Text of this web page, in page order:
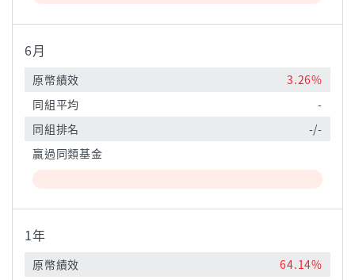
6月
原幣績效
3.26%
同組平均
-
同組排名
-/-
贏過同類基金
1年
原幣績效
64.14%